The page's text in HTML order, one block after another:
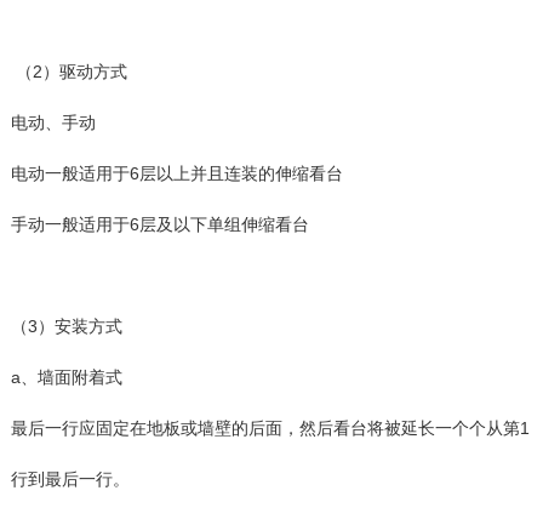
（2）驱动方式
电动、手动
电动一般适用于6层以上并且连装的伸缩看台
手动一般适用于6层及以下单组伸缩看台
（3）安装方式
a、墙面附着式
最后一行应固定在地板或墙壁的后面，然后看台将被延长一个个从第1
行到最后一行。